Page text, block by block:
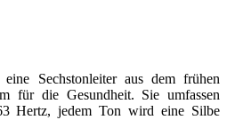
eine Sechstonleiter aus dem frühen
für die Gesundheit. Sie umfassen
Hertz, jedem Ton wird eine Silbe